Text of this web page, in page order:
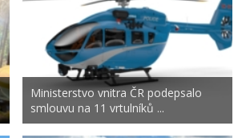
Ministerstvo vnitra ČR podepsalo
smlouvu na 11 vrtulníků ...